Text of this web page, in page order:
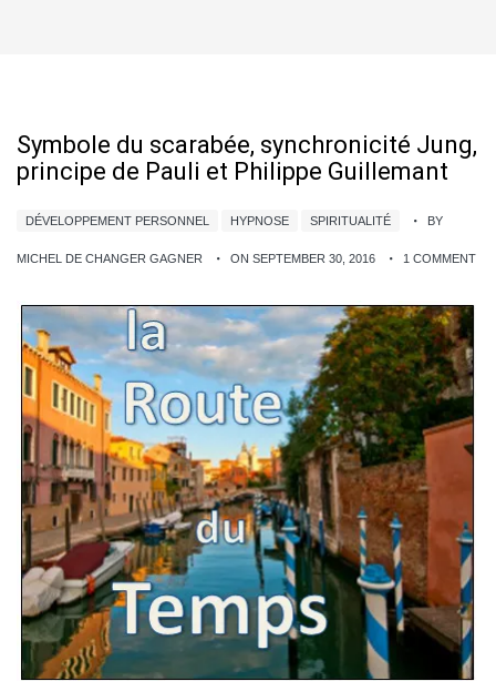
Symbole du scarabée, synchronicité Jung,
principe de Pauli et Philippe Guillemant
DÉVELOPPEMENT PERSONNEL HYPNOSE SPIRITUALITÉ BY
MICHEL DE CHANGER GAGNER ON SEPTEMBER 30, 2016 1 COMMENT